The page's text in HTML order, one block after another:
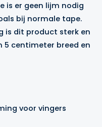
is er geen lijm nodig
bij normale tape.
is dit product sterk en
5 centimeter breed en
voor vingers